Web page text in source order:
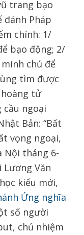
trang bạo
đánh Pháp
chính: 1/
bạo động; 2/
chủ để
tìm được
tử
cầu ngoại
Bản: “Bất
vọng ngoại,
Nội tháng 6-
Lương Văn
kiểu mới,
Ứng nghĩa
số người
chủ nhiệm